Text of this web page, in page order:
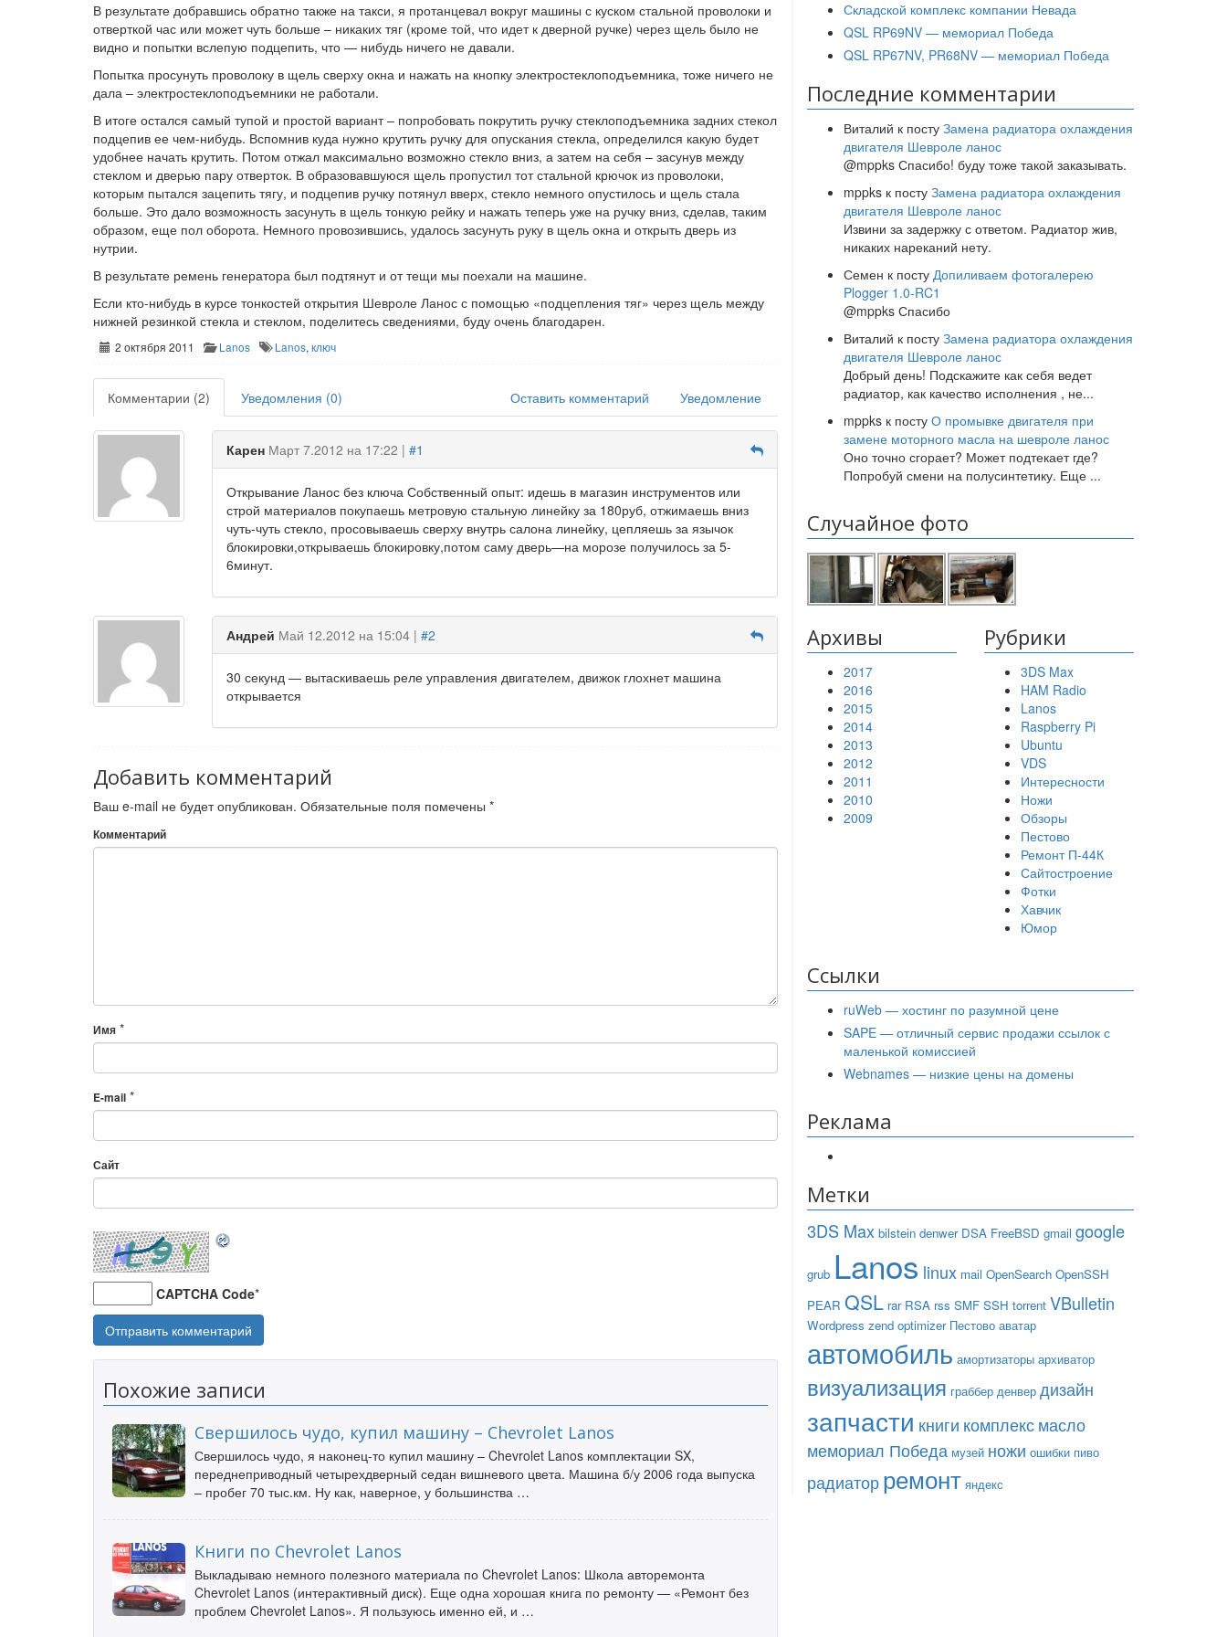
В результате добравшись обратно также на такси, я протанцевал вокруг машины с куском стальной проволоки и
отверткой час или может чуть больше – никаких тяг (кроме той, что идет к дверной ручке) через щель было не
видно и попытки вслепую подцепить, что — нибудь ничего не давали.
Попытка просунуть проволоку в щель сверху окна и нажать на кнопку электростеклоподъемника, тоже ничего не
дала – электростеклоподъемники не работали.
В итоге остался самый тупой и простой вариант – попробовать покрутить ручку стеклоподъемника задних стекол
подцепив ее чем-нибудь. Вспомнив куда нужно крутить ручку для опускания стекла, определился какую будет
удобнее начать крутить. Потом отжал максимально возможно стекло вниз, а затем на себя – засунув между
стеклом и дверью пару отверток. В образовавшуюся щель пропустил тот стальной крючок из проволоки,
которым пытался зацепить тягу, и подцепив ручку потянул вверх, стекло немного опустилось и щель стала
больше. Это дало возможность засунуть в щель тонкую рейку и нажать теперь уже на ручку вниз, сделав, таким
образом, еще пол оборота. Немного провозившись, удалось засунуть руку в щель окна и открыть дверь из
нутрии.
В результате ремень генератора был подтянут и от тещи мы поехали на машине.
Если кто-нибудь в курсе тонкостей открытия Шевроле Ланос с помощью «подцепления тяг» через щель между
нижней резинкой стекла и стеклом, поделитесь сведениями, буду очень благодарен.
2 октября 2011 Lanos Lanos, ключ
Комментарии (2) Уведомления (0) Уведомление
Оставить комментарий
Карен Март 7.2012 на 17:22 | #1
Открывание Ланос без ключа Собственный опыт: идешь в магазин инструментов или
строй материалов покупаешь метровую стальную линейку за 180руб, отжимаешь вниз
чуть-чуть стекло, просовываешь сверху внутрь салона линейку, цепляешь за язычок
блокировки,открываешь блокировку,потом саму дверь—на морозе получилось за 5-
6минут.
Андрей Май 12.2012 на 15:04 | #2
30 секунд — вытаскиваешь реле управления двигателем, движок глохнет машина
открывается
Добавить комментарий
Ваш e-mail не будет опубликован. Обязательные поля помечены *
Комментарий
Имя *
E-mail *
Сайт
CAPTCHA Code*
Похожие записи
Свершилось чудо, купил машину – Chevrolet Lanos
Свершилось чудо, я наконец-то купил машину – Chevrolet Lanos комплектации SX,
переднеприводный четырехдверный седан вишневого цвета. Машина б/у 2006 года выпуска
– пробег 70 тыс.км. Ну как, наверное, у большинства …
Книги по Chevrolet Lanos
Выкладываю немного полезного материала по Chevrolet Lanos: Школа авторемонта
Chevrolet Lanos (интерактивный диск). Еще одна хорошая книга по ремонту — «Ремонт без
проблем Chevrolet Lanos». Я пользуюсь именно ей, и …
Складской комплекс компании Невада
QSL RP69NV — мемориал Победа
QSL RP67NV, PR68NV — мемориал Победа
Последние комментарии
Виталий к посту Замена радиатора охлаждения
двигателя Шевроле ланос
@mppks Спасибо! буду тоже такой заказывать.
mppks к посту Замена радиатора охлаждения
двигателя Шевроле ланос
Извини за задержку с ответом. Радиатор жив,
никаких нареканий нету.
Семен к посту Допиливаем фотогалерею
Plogger 1.0-RC1
@mppks Спасибо
Виталий к посту Замена радиатора охлаждения
двигателя Шевроле ланос
Добрый день! Подскажите как себя ведет
радиатор, как качество исполнения , не...
mppks к посту О промывке двигателя при
замене моторного масла на шевроле ланос
Оно точно сгорает? Может подтекает где?
Попробуй смени на полусинтетику. Еще ...
Случайное фото
Архивы
2017
2016
2015
2014
2013
2012
2011
2010
2009
Рубрики
3DS Max
HAM Radio
Lanos
Raspberry Pi
Ubuntu
VDS
Интересности
Ножи
Обзоры
Пестово
Ремонт П-44К
Сайтостроение
Фотки
Хавчик
Юмор
Ссылки
ruWeb — хостинг по разумной цене
SAPE — отличный сервис продажи ссылок с
маленькой комиссией
Webnames — низкие цены на домены
Реклама
Метки
3DS Max bilstein denwer DSA FreeBSD gmail google
grub Lanos linux mail OpenSearch OpenSSH
PEAR QSL rar RSA rss SMF SSH torrent VBulletin
Wordpress zend optimizer Пестово аватар
автомобиль амортизаторы архиватор
визуализация граббер денвер дизайн
запчасти книги комплексмасло
мемориал Победа музей ножи ошибки пиво
радиаторремонт яндекс